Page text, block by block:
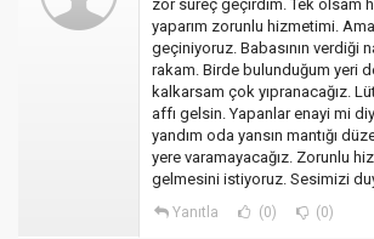
zor süreç geçirdim. Tek olsam
yaparım zorunlu hizmetimi.
geçiniyoruz. Babasının verdiği
rakam. Birde bulunduğum yeri
kalkarsam çok yıpranacağız.
affı gelsin. Yapanlar enayi mi
yandım oda yansın mantığı
yere varamayacağız. Zorunlu
gelmesini istiyoruz. Sesimizi
Yanıtla (0) (0)